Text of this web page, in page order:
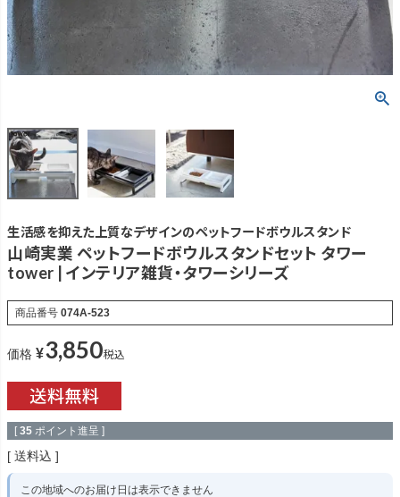
生活感を抑えた上質なデザインのペットフードボウルスタンド
山崎実業 ペットフードボウルスタンドセット タワー
tower | インテリア雑貨・タワーシリーズ
商品番号 074A-523
価格 ¥3,850税込
[ 35 ポイント進呈 ]
送料込
この地域へのお届け日は表示できません